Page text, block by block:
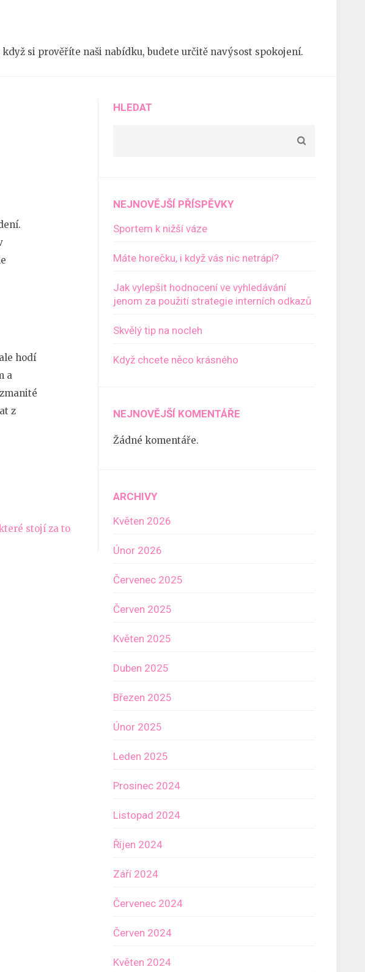
si prověříte naši nabídku, budete určitě navýsost spokojení.
hodí
a
z
stojí za to
HLEDAT
NEJNOVĚJŠÍ PŘÍSPĚVKY
Sportem k nižší váze
Máte horečku, i když vás nic netrápí?
Jak vylepšit hodnocení ve vyhledávání
jenom za použití strategie interních odkazů
Skvělý tip na nocleh
Když chcete něco krásného
NEJNOVĚJŠÍ KOMENTÁŘE
Žádné komentáře.
ARCHIVY
Květen 2026
Únor 2026
Červenec 2025
Červen 2025
Květen 2025
Duben 2025
Březen 2025
Únor 2025
Leden 2025
Prosinec 2024
Listopad 2024
Říjen 2024
Září 2024
Červenec 2024
Červen 2024
Květen 2024